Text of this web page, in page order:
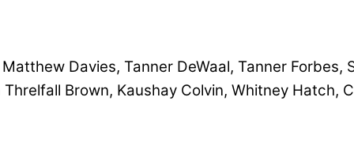
Davies, Tanner DeWaal, Tanner
Brown, Kaushay Colvin, Whitney Hatch,